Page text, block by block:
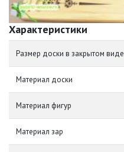
Характеристики
Размер доски в закрытом виде
Материал доски
Материал фигур
Материал зар